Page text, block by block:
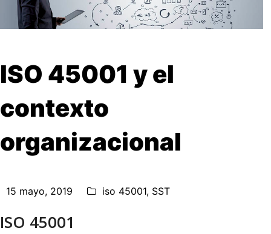
Buscar Enviar
ISO 45001 y el
contexto
organizacional
15 mayo, 2019 iso 45001, SST
ISO 45001